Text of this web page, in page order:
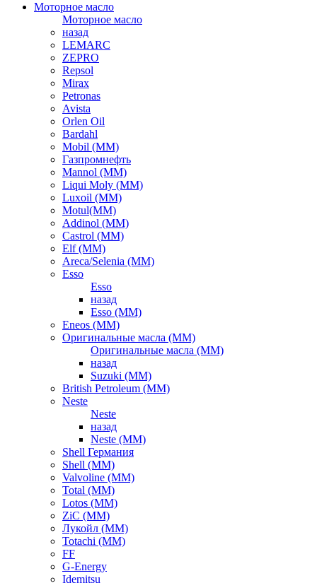
Моторное масло
Моторное масло
назад
LEMARC
ZEPRO
Repsol
Mirax
Petronas
Avista
Orlen Oil
Bardahl
Mobil (ММ)
Газпромнефть
Mannol (ММ)
Liqui Moly (ММ)
Luxoil (ММ)
Motul(ММ)
Addinol (ММ)
Castrol (ММ)
Elf (ММ)
Areca/Selenia (ММ)
Esso
Esso
назад
Esso (ММ)
Eneos (ММ)
Оригинальные масла (ММ)
Оригинальные масла (ММ)
назад
Suzuki (ММ)
British Petroleum (ММ)
Neste
Neste
назад
Neste (ММ)
Shell Германия
Shell (ММ)
Valvoline (ММ)
Total (ММ)
Lotos (ММ)
ZiC (ММ)
Лукойл (ММ)
Totachi (MM)
FF
G-Energy
Idemitsu